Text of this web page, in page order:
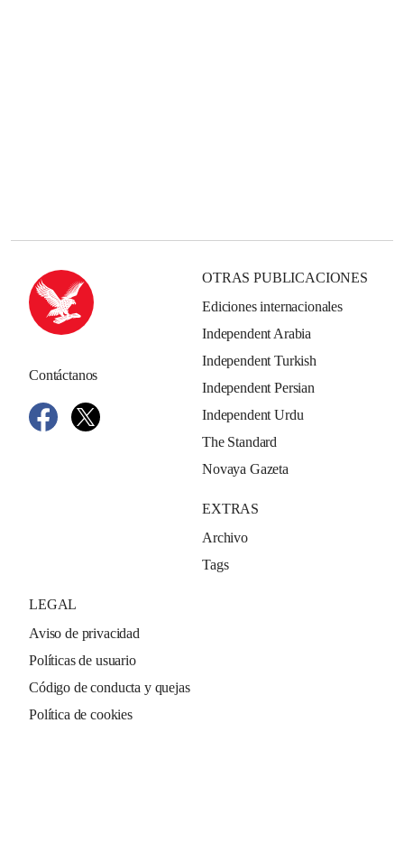
Contáctanos
OTRAS PUBLICACIONES
Ediciones internacionales
Independent Arabia
Independent Turkish
Independent Persian
Independent Urdu
The Standard
Novaya Gazeta
EXTRAS
Archivo
Tags
LEGAL
Aviso de privacidad
Políticas de usuario
Código de conducta y quejas
Política de cookies